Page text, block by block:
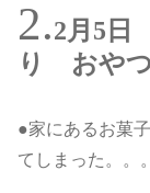
2月5
り おや
●家にあるお菓
てしまった。。